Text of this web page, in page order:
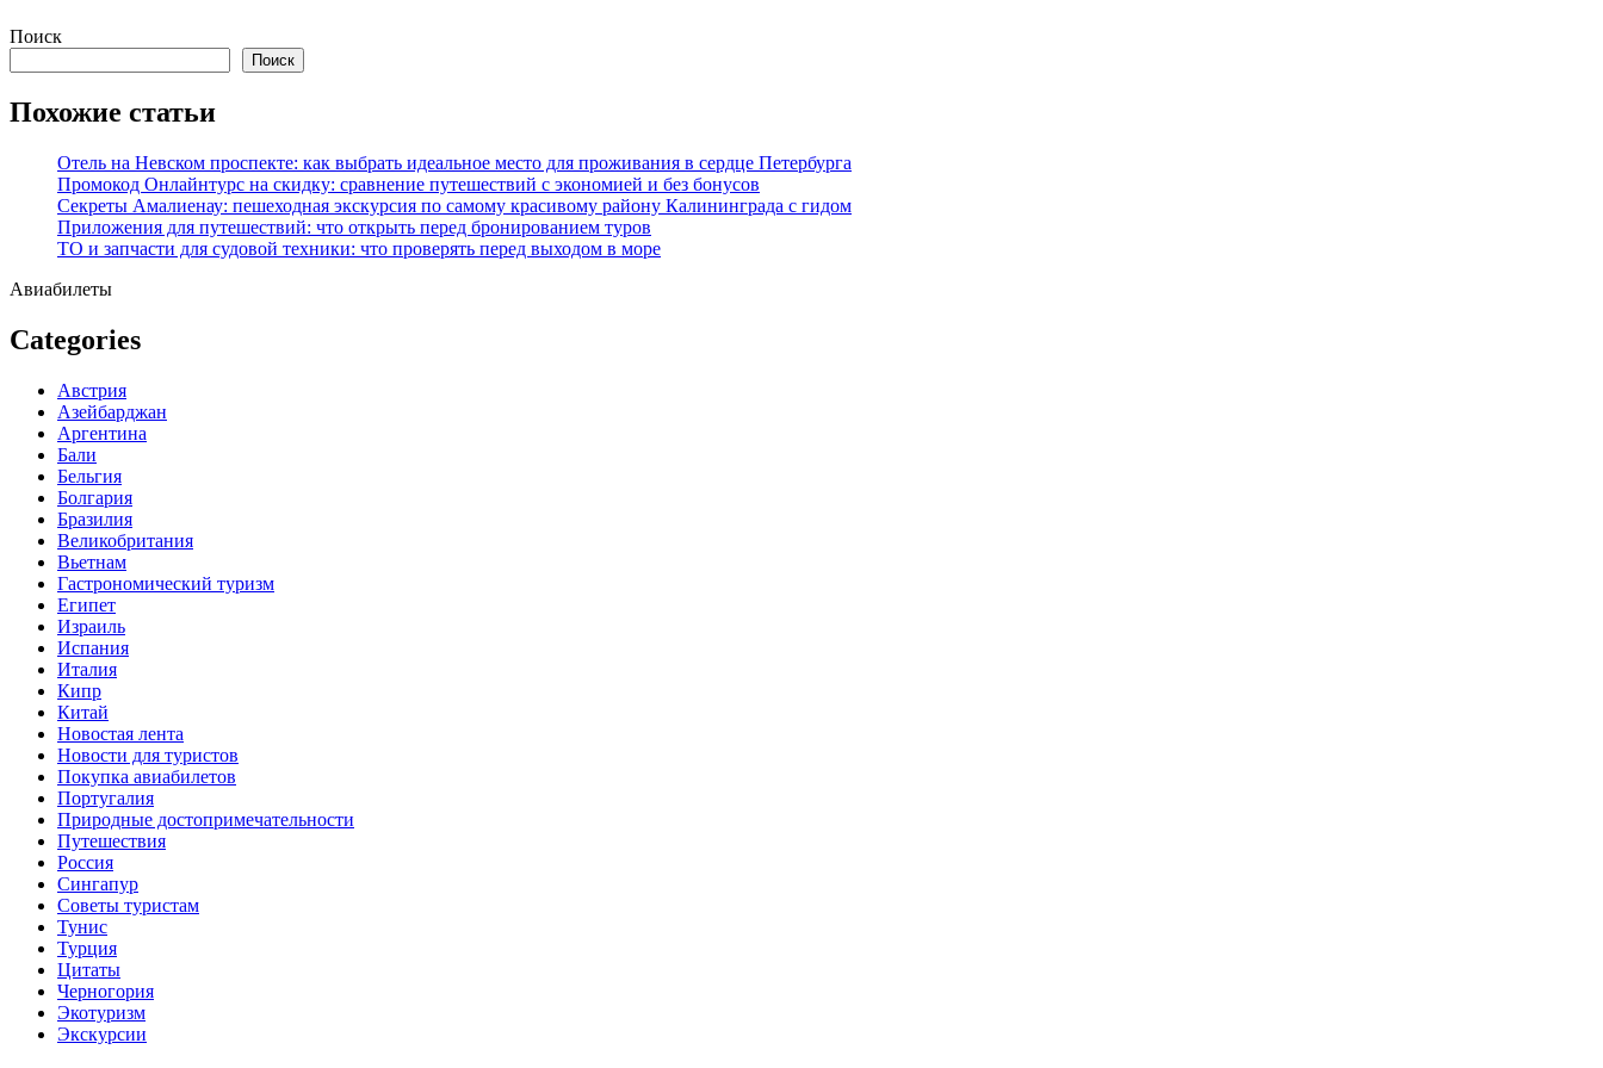
Перейти
содержимому
Поиск
Поиск
Похожие статьи
Отель на Невском проспекте: как выбрать идеальное место для проживания в сердце Петербурга
Промокод Онлайнтурс на скидку: сравнение путешествий с экономией и без бонусов
Секреты Амалиенау: пешеходная экскурсия по самому красивому району Калининграда с гидом
Приложения для путешествий: что открыть перед бронированием туров
ТО и запчасти для судовой техники: что проверять перед выходом в море
Авиабилеты
Categories
Австрия
Азейбарджан
Аргентина
Бали
Бельгия
Болгария
Бразилия
Великобритания
Вьетнам
Гастрономический туризм
Египет
Израиль
Испания
Италия
Кипр
Китай
Новостая лента
Новости для туристов
Покупка авиабилетов
Португалия
Природные достопримечательности
Путешествия
Россия
Сингапур
Советы туристам
Тунис
Турция
Цитаты
Черногория
Экотуризм
Экскурсии